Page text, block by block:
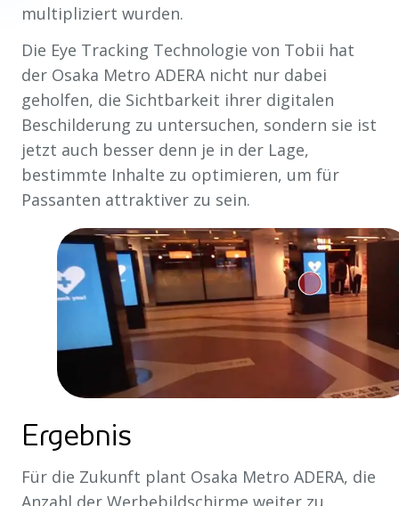
multipliziert wurden.
Die Eye Tracking Technologie von Tobii hat
der Osaka Metro ADERA nicht nur dabei
geholfen, die Sichtbarkeit ihrer digitalen
Beschilderung zu untersuchen, sondern sie ist
jetzt auch besser denn je in der Lage,
bestimmte Inhalte zu optimieren, um für
Passanten attraktiver zu sein.
Ergebnis
Für die Zukunft plant Osaka Metro ADERA, die
Anzahl der Werbebildschirme weiter zu